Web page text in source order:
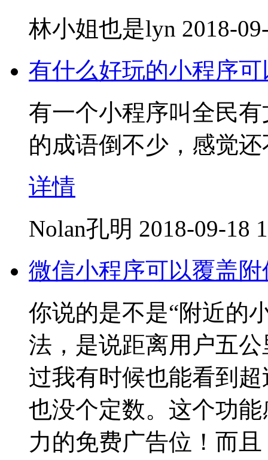
林小姐也是lyn 2018-
有什么好玩的小程序
有一个小程序叫全民
的成语倒不少，感觉还
详情
Nolan孔明 2018-09-18
微信小程序可以覆盖
你说的是不是“附近的
法，是说距离用户五
过我有时候也能看到
也没个定数。这个功
力的免费广告位！而